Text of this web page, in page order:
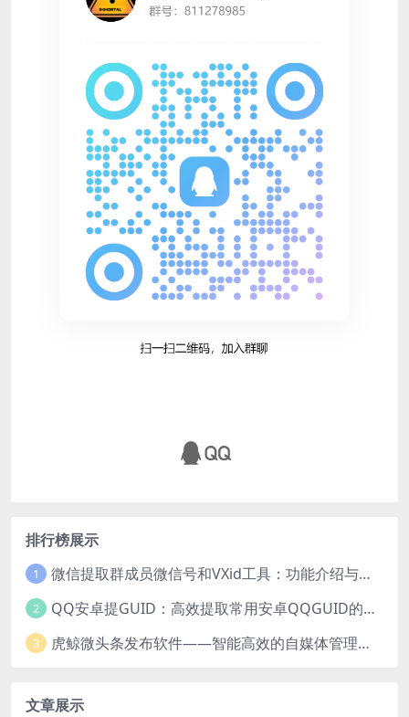
排行榜展示
1 微信提取群成员微信号和VXid工具：功能介绍与使用指南
2 QQ安卓提GUID：高效提取常用安卓QQGUID的新工具
3 虎鲸微头条发布软件——智能高效的自媒体管理工具
文章展示